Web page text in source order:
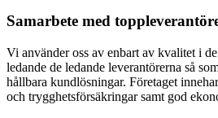
Samarbete med
Vi använder oss av enbart av kvalitet i
ledande de ledande leverantörerna så
hållbara kundlösningar. Företaget
och trygghetsförsäkringar samt god